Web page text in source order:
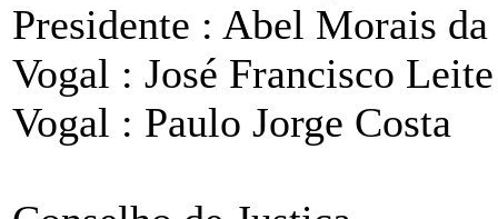
Presidente : Abel Morais da
Vogal : José Francisco Leite
Vogal : Paulo Jorge Costa